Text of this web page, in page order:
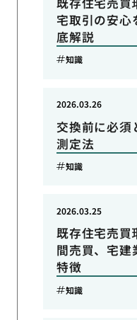
宅取引の安心
底解説
知識
交換前に必須
測定法
2026.03.26
知識
既存住宅売買
間売買、宅建
特徴
2026.03.25
知識